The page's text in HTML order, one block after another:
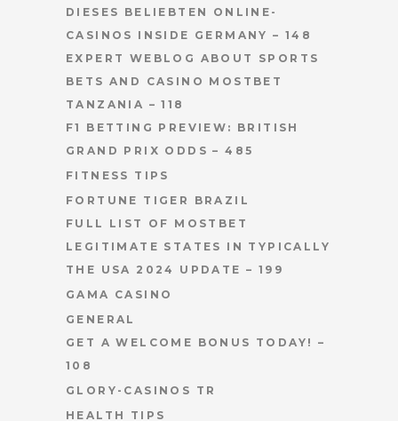
DIESES BELIEBTEN ONLINE-
CASINOS INSIDE GERMANY – 148
EXPERT WEBLOG ABOUT SPORTS
BETS AND CASINO MOSTBET
TANZANIA – 118
F1 BETTING PREVIEW: BRITISH
GRAND PRIX ODDS – 485
FITNESS TIPS
FORTUNE TIGER BRAZIL
FULL LIST OF MOSTBET
LEGITIMATE STATES IN TYPICALLY
THE USA 2024 UPDATE – 199
GAMA CASINO
GENERAL
GET A WELCOME BONUS TODAY! –
108
GLORY-CASINOS TR
HEALTH TIPS